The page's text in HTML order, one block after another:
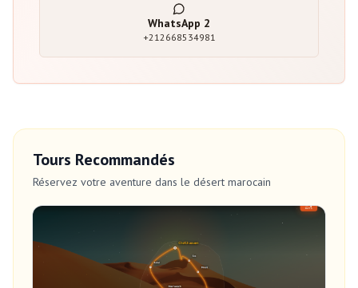
WhatsApp 2
+212668534981
Tours Recommandés
Réservez votre aventure dans le désert marocain